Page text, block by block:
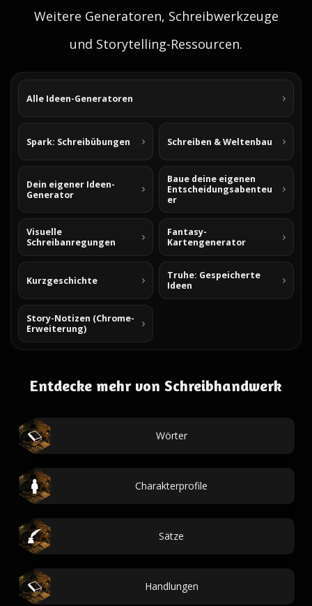
Weitere Generatoren, Schreibwerkzeuge
und Storytelling-Ressourcen.
Alle Ideen-Generatoren
Spark: Schreibübungen Schreiben & Weltenbau
Dein eigener Ideen-
Generator
Baue deine eigenen
Entscheidungsabenteu
er
Visuelle
Schreibanregungen
Fantasy-
Kartengenerator
Kurzgeschichte
Truhe: Gespeicherte
Ideen
Story-Notizen (Chrome-
Erweiterung)
Entdecke mehr von Schreibhandwerk
Wörter
Charakterprofile
Sätze
Handlungen